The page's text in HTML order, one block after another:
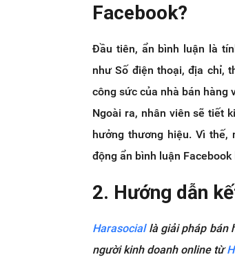
Facebook?
Đầu tiên, ẩn bình luận là
như Số điện thoại, địa chỉ,
công sức của nhà bán hàng
Ngoài ra, nhân viên sẽ tiết
hưởng thương hiệu. Vì thế,
động ẩn bình luận
2. Hướng dẫn
Harasociallà giải pháp bán
người kinh doanh online từ